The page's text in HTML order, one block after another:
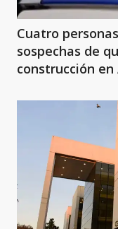
Cuatro
sospechas de
construcción en